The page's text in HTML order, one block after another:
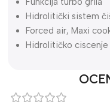
Hidrolitički sistem
Forced air, Maxi
Hidrolitičko ciscenje